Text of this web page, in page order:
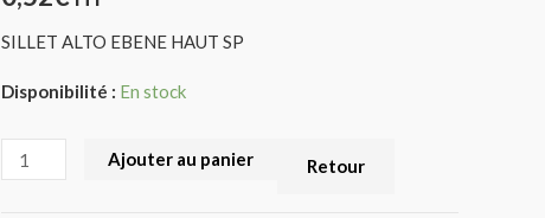
SILLET ALTO EBENE HAUT SP
Disponibilité : En stock
Ajouter au panier Retour